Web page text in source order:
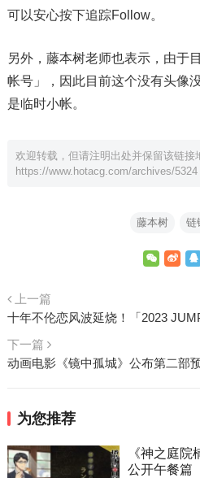
可以安心按下追踪Follow。
另外，藤本树老师也表示，由于
帐号」，因此目前这个没有头像
是临时小帐。
欢迎转载，但请注明出处并保留该链接
https://www.hotacg.com/archives/5324
藤本树 链
上一篇
下一篇
动画电影《镜中孤城》公布第二部
为您推荐
《神之庭
公开午餐篇